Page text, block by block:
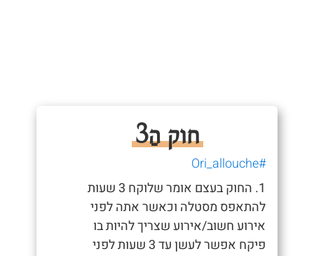
חוק הַ3
#Ori_allouche
1. החוק בעצם אומר שלוקח 3 שעות
להתאפס מסטלה וכאשר אתה לפני
אירוע חשוב/אירוע שצריך להיות בו
פיקח אפשר לעשן עד 3 שעות לפני